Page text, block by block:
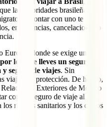
las autoridades brasileñas no
contar con uno te
emergencias, cancelaciones o
Europa (donde se exige un
ley que lleves un seguro
seguro de viajes. Sin
viajar sin protección. De hecho,
Exteriores de México
con un seguro de viaje al
riesgos sanitarios y los costos